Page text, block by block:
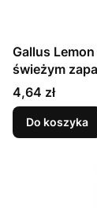
Gallus
świeżym
Cena
4,64 zł
Do koszyka